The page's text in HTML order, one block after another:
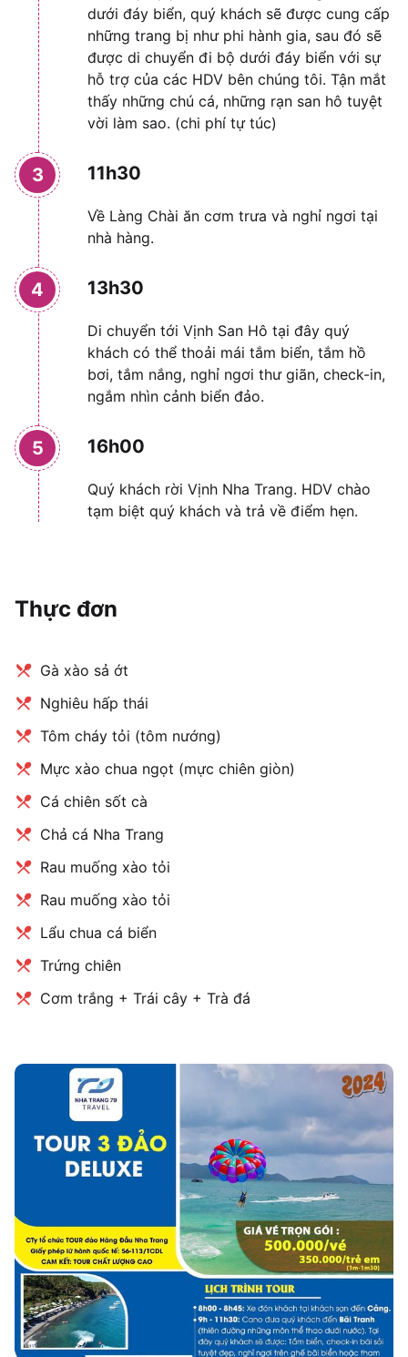
dưới đáy biển, quý khách sẽ được cung cấp
những trang bị như phi hành gia, sau đó sẽ
được di chuyển đi bộ dưới đáy biển với sự
hỗ trợ của các HDV bên chúng tôi. Tận mắt
thấy những chú cá, những rạn san hô tuyệt
vời làm sao. (chi phí tự túc)
3 11h30
Về Làng Chài ăn cơm trưa và nghỉ ngơi tại
nhà hàng.
4 13h30
Di chuyển tới Vịnh San Hô tại đây quý
khách có thể thoải mái tắm biển, tắm hồ
bơi, tắm nắng, nghỉ ngơi thư giãn, check-in,
ngắm nhìn cảnh biển đảo.
5 16h00
Quý khách rời Vịnh Nha Trang. HDV chào
tạm biệt quý khách và trả về điểm hẹn.
Thực đơn
Gà xào sả ớt
Nghiêu hấp thái
Tôm cháy tỏi (tôm nướng)
Mực xào chua ngọt (mực chiên giòn)
Cá chiên sốt cà
Chả cá Nha Trang
Rau muống xào tỏi
Rau muống xào tỏi
Lẩu chua cá biển
Trứng chiên
Cơm trắng + Trái cây + Trà đá